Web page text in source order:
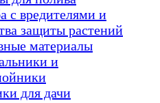
с вредителями и
защиты растений
материалы
и
для дачи